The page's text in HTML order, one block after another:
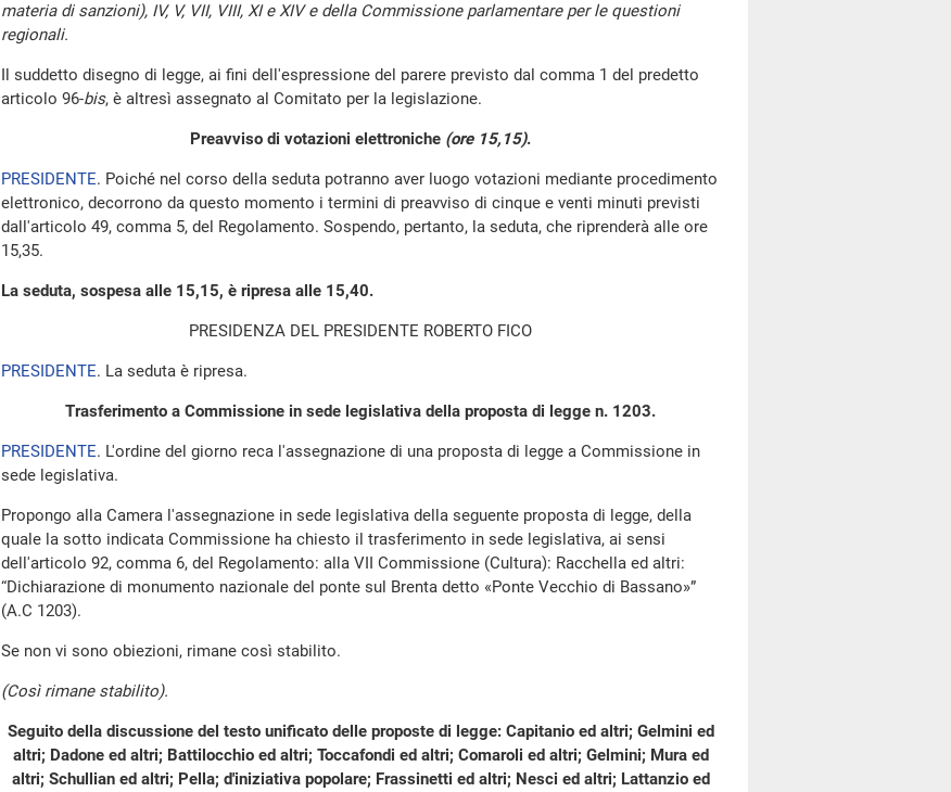
materia di sanzioni), IV, V, VII, VIII, XI e XIV e della Commissione parlamentare per le questioni
regionali.
Il suddetto disegno di legge, ai fini dell'espressione del parere previsto dal comma 1 del predetto
articolo 96-bis, è altresì assegnato al Comitato per la legislazione.
Preavviso di votazioni elettroniche (ore 15,15).
PRESIDENTE. Poiché nel corso della seduta potranno aver luogo votazioni mediante procedimento
elettronico, decorrono da questo momento i termini di preavviso di cinque e venti minuti previsti
dall'articolo 49, comma 5, del Regolamento. Sospendo, pertanto, la seduta, che riprenderà alle ore
15,35.
La seduta, sospesa alle 15,15, è ripresa alle 15,40.
PRESIDENZA DEL PRESIDENTE ROBERTO FICO
PRESIDENTE. La seduta è ripresa.
Trasferimento a Commissione in sede legislativa della proposta di legge n. 1203.
PRESIDENTE. L'ordine del giorno reca l'assegnazione di una proposta di legge a Commissione in
sede legislativa.
Propongo alla Camera l'assegnazione in sede legislativa della seguente proposta di legge, della
quale la sotto indicata Commissione ha chiesto il trasferimento in sede legislativa, ai sensi
dell'articolo 92, comma 6, del Regolamento: alla VII Commissione (Cultura): Racchella ed altri:
“Dichiarazione di monumento nazionale del ponte sul Brenta detto «Ponte Vecchio di Bassano»”
(A.C 1203).
Se non vi sono obiezioni, rimane così stabilito.
(Così rimane stabilito).
Seguito della discussione del testo unificato delle proposte di legge: Capitanio ed altri; Gelmini ed
altri; Dadone ed altri; Battilocchio ed altri; Toccafondi ed altri; Comaroli ed altri; Gelmini; Mura ed
altri; Schullian ed altri; Pella; d'iniziativa popolare; Frassinetti ed altri; Nesci ed altri; Lattanzio ed